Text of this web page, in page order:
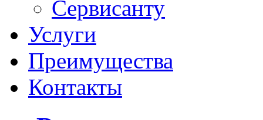
Сервисанту
Услуги
Преимущества
Контакты